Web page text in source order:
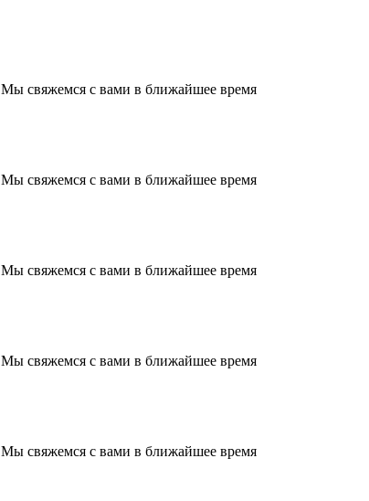
Мы свяжемся с вами в ближайшее время
Мы свяжемся с вами в ближайшее время
Мы свяжемся с вами в ближайшее время
Мы свяжемся с вами в ближайшее время
Мы свяжемся с вами в ближайшее время